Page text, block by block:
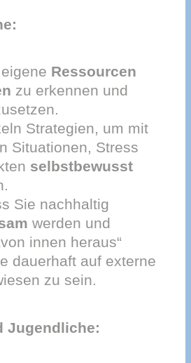
Ressourcen
zu erkennen und
Strategien, um mit
Situationen, Stress
selbstbewusst
Sie nachhaltig
werden und
innen heraus“
dauerhaft auf externe
zu sein.
Jugendliche: